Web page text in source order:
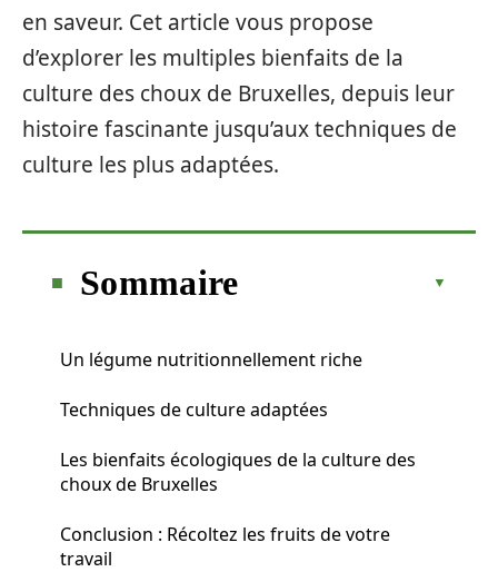
en saveur. Cet article vous propose
d’explorer les multiples bienfaits de la
culture des choux de Bruxelles, depuis leur
histoire fascinante jusqu’aux techniques de
culture les plus adaptées.
Sommaire
Un légume nutritionnellement riche
Techniques de culture adaptées
Les bienfaits écologiques de la culture des
choux de Bruxelles
Conclusion : Récoltez les fruits de votre
travail